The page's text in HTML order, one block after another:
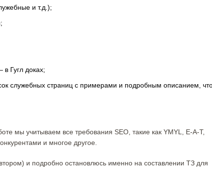
и т.д.);
Гугл доках;
служебных страниц с примерами и подробным описанием,
мы учитываем все требования SEO, такие как YMYL, E-A-T,
и многое другое.
и подробно остановлюсь именно на составлении ТЗ для